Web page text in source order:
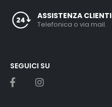
ASSISTENZA CLIENTI
Telefonica o via mail.
SEGUICI SU